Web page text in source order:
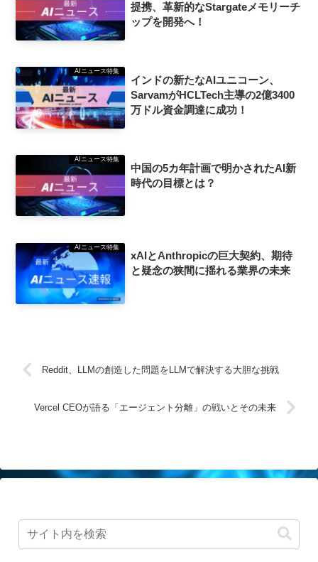
提携、革新的なStargateメモリーチ
ップを開発へ！
AIニュース特集
インドの新たなAIユニコーン、
SarvamがHCLTech主導の2億3400
万ドル資金調達に成功！
AIニュース特集
中国の5カ年計画で明かされたAI新
時代の目標とは？
AIニュース特集
xAIとAnthropicの巨大契約、期待
と疑念の狭間に揺れる業界の未来
Reddit、LLMの創造した問題をLLMで解決する大胆な挑戦
Vercel CEOが語る「エージェント分離」の戦いとその未来